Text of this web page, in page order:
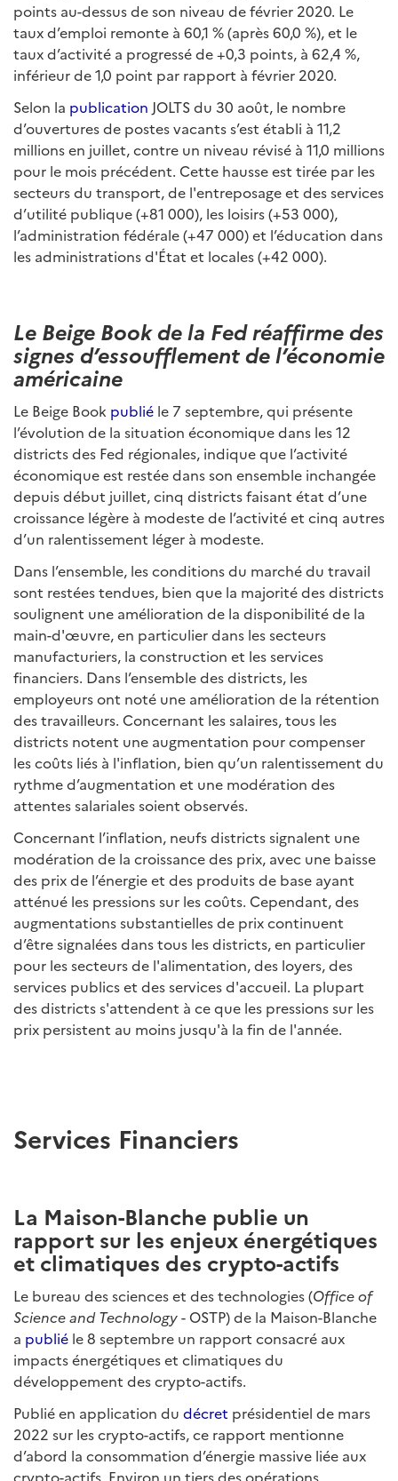
points au-dessus de son niveau de février 2020. Le
taux d’emploi remonte à 60,1 % (après 60,0 %), et le
taux d’activité a progressé de +0,3 points, à 62,4 %,
inférieur de 1,0 point par rapport à février 2020.
Selon la publication JOLTS du 30 août, le nombre
d’ouvertures de postes vacants s’est établi à 11,2
millions en juillet, contre un niveau révisé à 11,0 millions
pour le mois précédent. Cette hausse est tirée par les
secteurs du transport, de l'entreposage et des services
d’utilité publique (+81 000), les loisirs (+53 000),
l’administration fédérale (+47 000) et l’éducation dans
les administrations d'État et locales (+42 000).
Le Beige Book de la Fed réaffirme des
signes d’essoufflement de l’économie
américaine
Le Beige Book publié le 7 septembre, qui présente
l’évolution de la situation économique dans les 12
districts des Fed régionales, indique que l’activité
économique est restée dans son ensemble inchangée
depuis début juillet, cinq districts faisant état d’une
croissance légère à modeste de l’activité et cinq autres
d’un ralentissement léger à modeste.
Dans l’ensemble, les conditions du marché du travail
sont restées tendues, bien que la majorité des districts
soulignent une amélioration de la disponibilité de la
main-d'œuvre, en particulier dans les secteurs
manufacturiers, la construction et les services
financiers. Dans l’ensemble des districts, les
employeurs ont noté une amélioration de la rétention
des travailleurs. Concernant les salaires, tous les
districts notent une augmentation pour compenser
les coûts liés à l'inflation, bien qu’un ralentissement du
rythme d’augmentation et une modération des
attentes salariales soient observés.
Concernant l’inflation, neufs districts signalent une
modération de la croissance des prix, avec une baisse
des prix de l’énergie et des produits de base ayant
atténué les pressions sur les coûts. Cependant, des
augmentations substantielles de prix continuent
d’être signalées dans tous les districts, en particulier
pour les secteurs de l'alimentation, des loyers, des
services publics et des services d'accueil. La plupart
des districts s'attendent à ce que les pressions sur les
prix persistent au moins jusqu'à la fin de l'année.
Services Financiers
La Maison-Blanche publie un
rapport sur les enjeux énergétiques
et climatiques des crypto-actifs
Le bureau des sciences et des technologies (Office of
Science and Technology- OSTP) de la Maison-Blanche
a publié le 8 septembre un rapport consacré aux
impacts énergétiques et climatiques du
développement des crypto-actifs.
Publié en application du décret présidentiel de mars
2022 sur les crypto-actifs, ce rapport mentionne
d’abord la consommation d’énergie massive liée aux
crypto-actifs. Environ un tiers des opérations